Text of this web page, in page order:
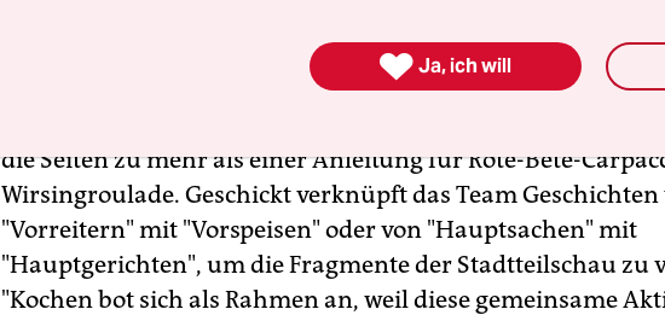
hinter den Initiativen bei der Zubereitung ihres
250 Aufnahmen der Fotografin Anna Schroll sind präzise
die Seiten zu mehr als einer Anleitung für Rote-Bete-
Wirsingroulade. Geschickt verknüpft das Team Geschichten
"Vorreitern" mit "Vorspeisen" oder von "Hauptsachen" mit
"Hauptgerichten", um die Fragmente der Stadtteilschau zu
"Kochen bot sich als Rahmen an, weil diese gemeinsame
 Ja, ich will